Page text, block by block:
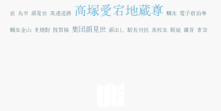
前 鳥市 顔見世 高速道路 高塚愛宕地蔵尊 鯛生 電子宿泊券
鯛生金山 麦焼酎 鼓笛隊 集団顔見世 顔出し 駅長対抗 高校生 順延 雑貨 青空